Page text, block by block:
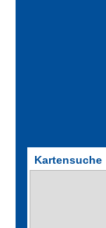
Kartensuche